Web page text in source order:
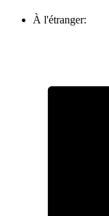
À l'étranger: